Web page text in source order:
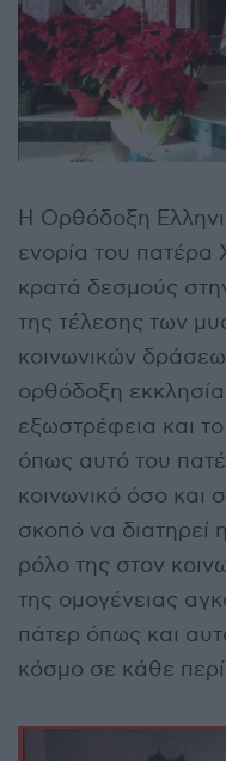
Η Ορθόδοξη
ενορία του πατέρα
κρατά δεσμούς
της τέλεσης των
κοινωνικών
ορθόδοξη
εξωστρέφεια και
όπως αυτό του
κοινωνικό όσο και
σκοπό να διατηρεί
ρόλο της στον
της ομογένειας
πάτερ όπως και
κόσμο σε κάθε